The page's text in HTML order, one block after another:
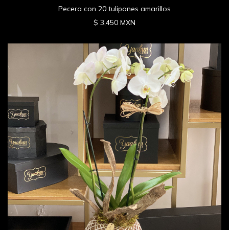
Pecera con 20 tulipanes amarillos
$ 3,450 MXN